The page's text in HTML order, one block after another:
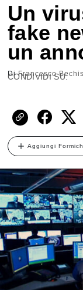
Un
fake
un
DiFrancesco Bechis
CONDIVIDI SU:
Aggiungi